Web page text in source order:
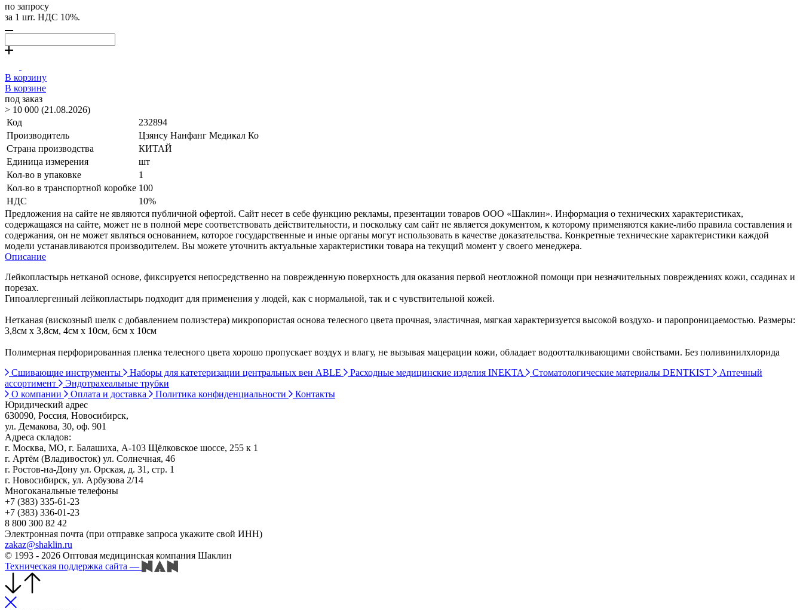
по запросу
за 1 шт. НДС 10%.
В корзину
В корзине
под заказ
> 10 000 (21.08.2026)
Код
232894
Производитель
Цзянсу Нанфанг Медикал Ко
Страна производства
КИТАЙ
Единица измерения
шт
Кол-во в упаковке
1
Кол-во в транспортной коробке 100
НДС
10%
Предложения на сайте не являются публичной офертой. Сайт несет в себе функцию рекламы, презентации товаров ООО «Шаклин». Информация о технических характеристиках,
содержащаяся на сайте, может не в полной мере соответствовать действительности, и поскольку сам сайт не является документом, к которому применяются какие-либо правила составления и
содержания, он не может являться основанием, которое государственные и иные органы могут использовать в качестве доказательства. Конкретные технические характеристики каждой
модели устанавливаются производителем. Вы можете уточнить актуальные характеристики товара на текущий момент у своего менеджера.
Описание
Лейкопластырь нетканой основе, фиксируется непосредственно на поврежденную поверхность для оказания первой неотложной помощи при незначительных повреждениях кожи, ссадинах и
порезах.
Гипоаллергенный лейкопластырь подходит для применения у людей, как с нормальной, так и с чувствительной кожей.
Нетканая (вискозный шелк с добавлением полиэстера) микропористая основа телесного цвета прочная, эластичная, мягкая характеризуется высокой воздухо- и паропроницаемостью. Размеры:
3,8см х 3,8см, 4см х 10см, 6см х 10см
Полимерная перфорированная пленка телесного цвета хорошо пропускает воздух и влагу, не вызывая мацерации кожи, обладает водоотталкивающими свойствами. Без поливинилхлорида
Сшивающие инструменты
Наборы для катетеризации центральных вен ABLE Расходные медицинские изделия INEKTA Стоматологические материалы DENTKIST
Аптечный
ассортимент
Эндотрахеальные трубки
О компании
Оплата и доставка Политика конфиденциальности
Контакты
Юридический адрес
630090, Россия, Новосибирск,
ул. Демакова, 30, оф. 901
Адреса складов:
г. Москва, МО, г. Балашиха, А-103 Щёлковское шоссе, 255 к 1
г. Артём (Владивосток) ул. Солнечная, 46
г. Ростов-на-Дону ул. Орская, д. 31, стр. 1
г. Новосибирск, ул. Арбузова 2/14
Многоканальные телефоны
+7 (383) 335-61-23
+7 (383) 336-01-23
8 800 300 82 42
Электронная почта (при отправке запроса укажите свой ИНН)
zakaz@shaklin.ru
© 1993 - 2026 Оптовая медицинская компания Шаклин
Техническая поддержка сайта —